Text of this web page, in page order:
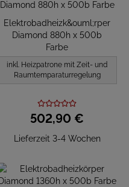
Elektrobadheizk&ouml;rper
Diamond 880h x 500b
Farbe
inkl. Heizpatrone mit Zeit- und
Raumtemparaturregelung
502,90 €
Lieferzeit 3-4 Wochen